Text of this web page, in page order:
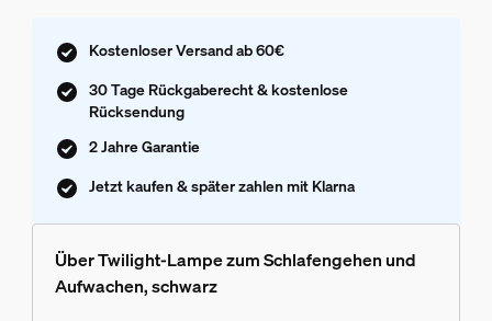
Kostenloser Versand ab 60€
30 Tage Rückgaberecht & kostenlose
Rücksendung
2 Jahre Garantie
Jetzt kaufen & später zahlen mit Klarna
Über Twilight-Lampe zum Schlafengehen und
Aufwachen, schwarz